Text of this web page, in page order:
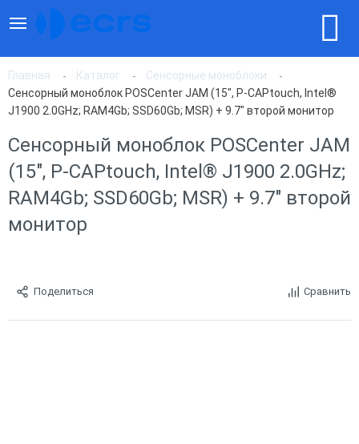
Главная Каталог
Сенсорные моноблоки
Сенсорный моноблок POSCenter JAM (15", P-CAPtouch, Intel®
J1900 2.0GHz; RAM4Gb; SSD60Gb; MSR) + 9.7" второй монитор
Сенсорный моноблок POSCenter JAM
(15", P-CAPtouch, Intel® J1900 2.0GHz;
RAM4Gb; SSD60Gb; MSR) + 9.7" второй
монитор
Поделиться Сравнить